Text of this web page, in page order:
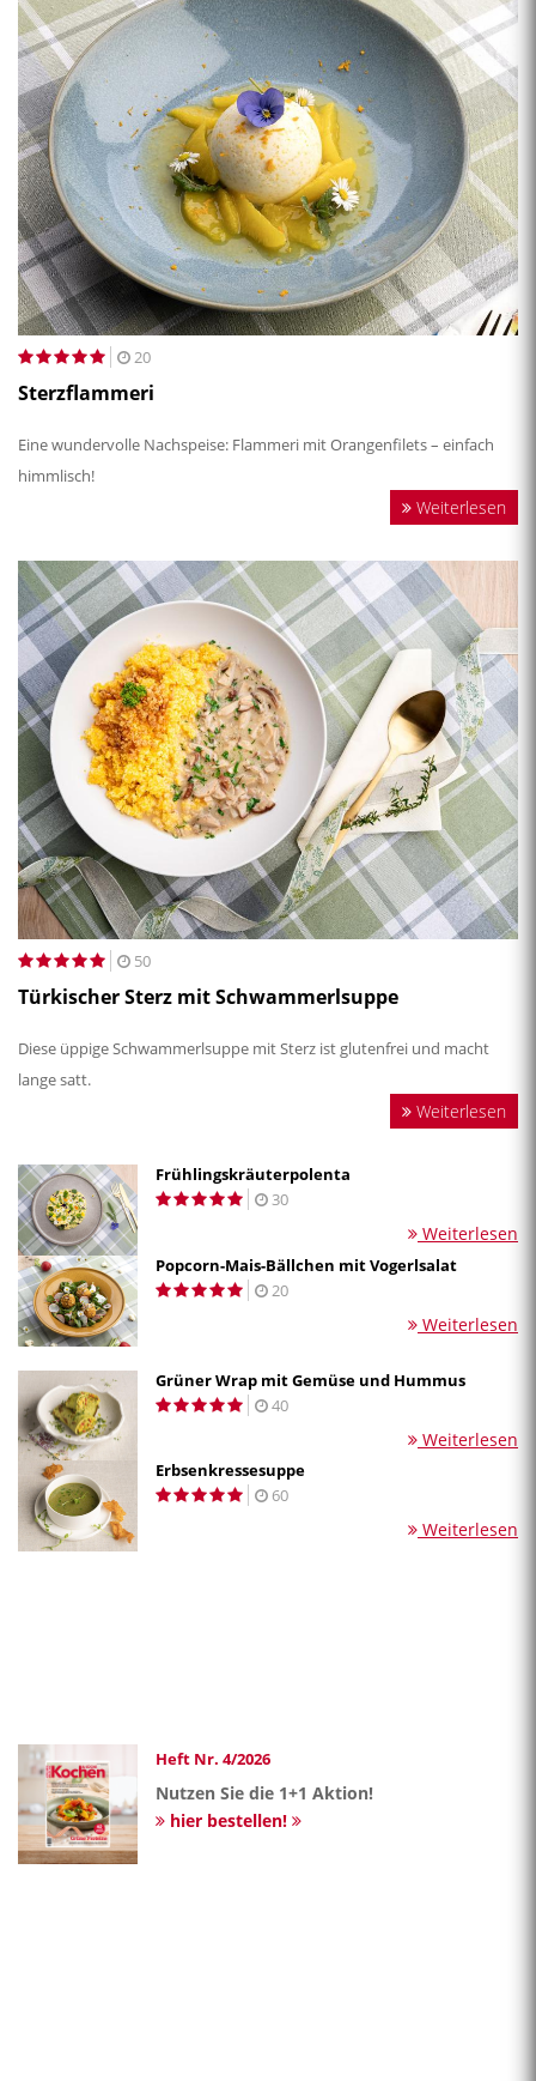
20
Sterzflammeri
Eine wundervolle Nachspeise: Flammeri mit Orangenfilets – einfach
himmlisch!
Weiterlesen
50
Türkischer Sterz mit Schwammerlsuppe
Diese üppige Schwammerlsuppe mit Sterz ist glutenfrei und macht
lange satt.
Weiterlesen
Frühlingskräuterpolenta
30
Weiterlesen
Popcorn-Mais-Bällchen mit Vogerlsalat
20
Weiterlesen
Grüner Wrap mit Gemüse und Hummus
40
Weiterlesen
Erbsenkressesuppe
60
Weiterlesen
Heft Nr. 4/2026
Nutzen Sie die 1+1 Aktion!
hier bestellen!